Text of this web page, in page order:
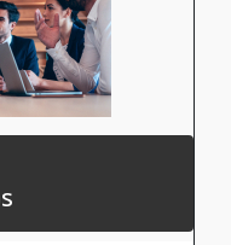
no setor de
ao
beleza única ao
capazes de
é a porta